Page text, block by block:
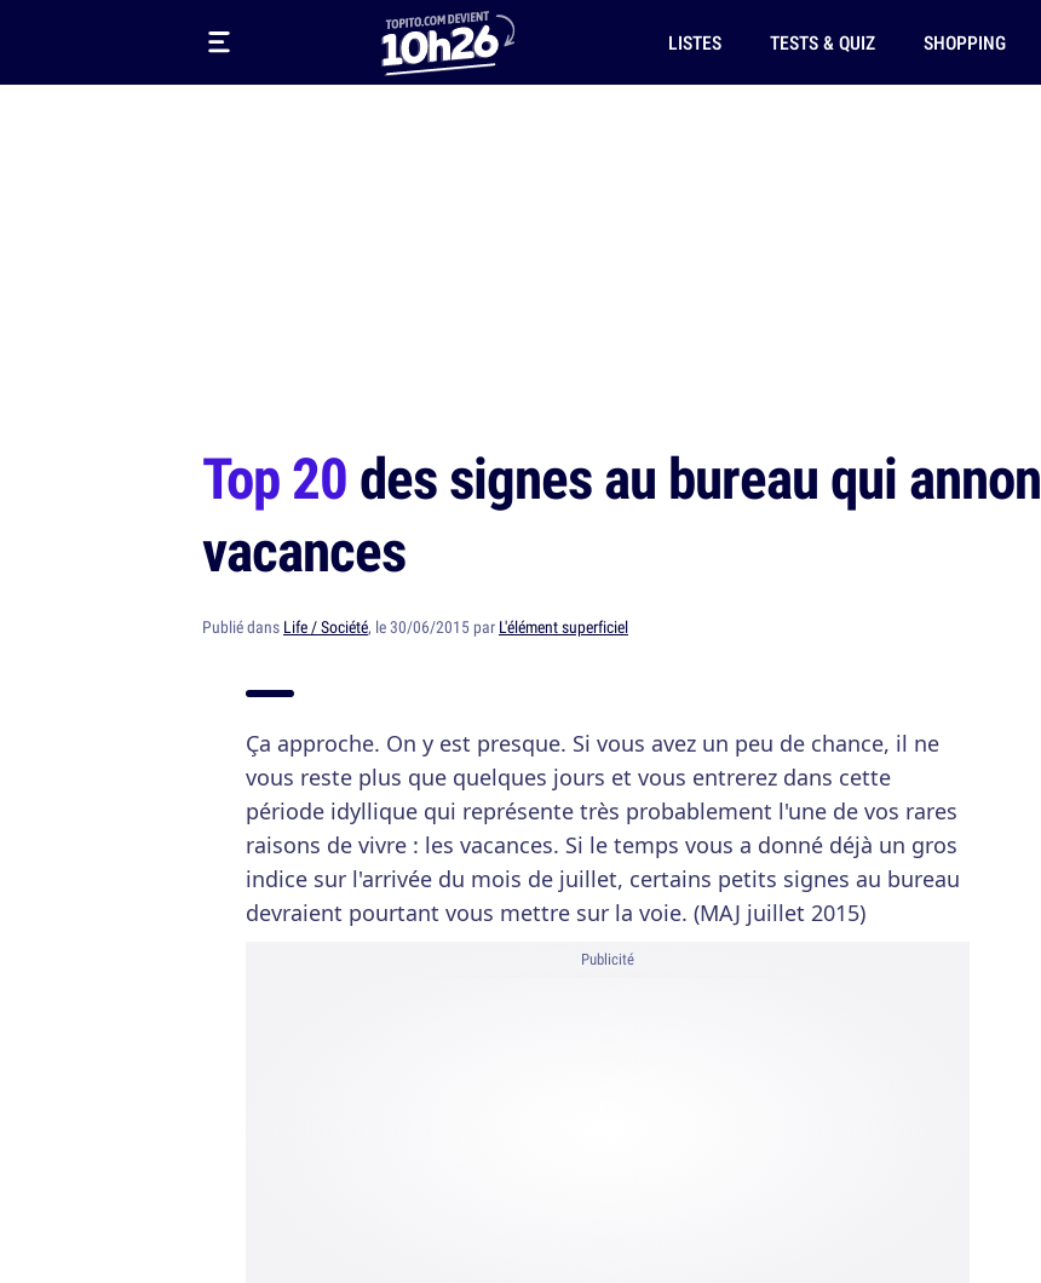
LISTES TESTS & QUIZ SHOPPING
Top 20des signes au bureau qui
vacances
Publié dans Life / Société, le 30/06/2015 par L'élément superficiel
Ça approche. On y est presque. Si vous avez un peu de chance, il ne
vous reste plus que quelques jours et vous entrerez dans cette
période idyllique qui représente très probablement l'une de vos rares
raisons de vivre : les vacances. Si le temps vous a donné déjà un gros
indice sur l'arrivée du mois de juillet, certains petits signes au bureau
devraient pourtant vous mettre sur la voie. (MAJ juillet 2015)
Publicité